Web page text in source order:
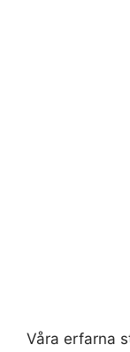
Våra erfarna